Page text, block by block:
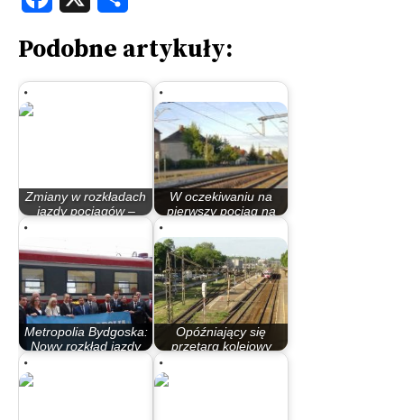
Podobne artykuły:
Zmiany w rozkładach
jazdy pociągów –
W oczekiwaniu na
pierwszy pociąg na
Metropolia Bydgoska:
Nowy rozkład jazdy
Opóźniający się
przetarg kolejowy
może przełożyć się…